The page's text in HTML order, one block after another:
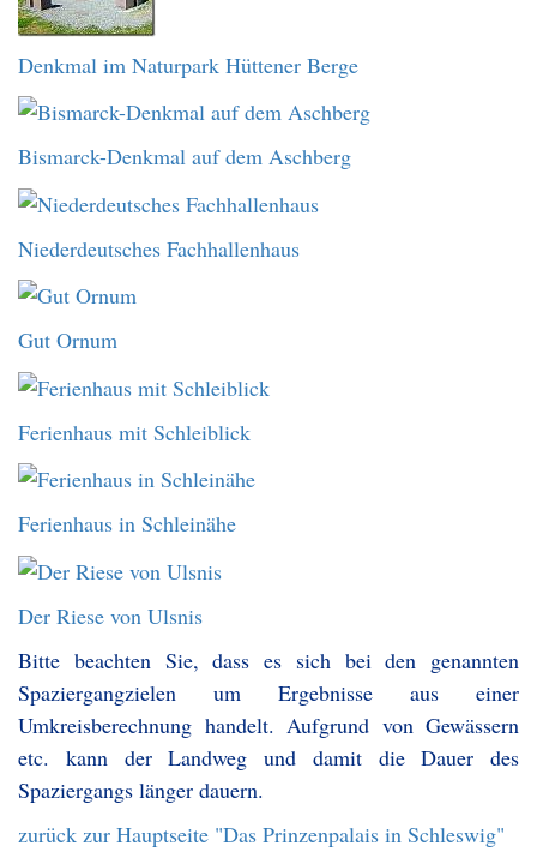
Denkmal im Naturpark Hüttener Berge
Bismarck-Denkmal auf dem Aschberg
Niederdeutsches Fachhallenhaus
Gut Ornum
Ferienhaus mit Schleiblick
Ferienhaus in Schleinähe
Der Riese von Ulsnis
Bitte beachten Sie, dass es sich bei den genannten
Spaziergangzielen um Ergebnisse aus einer
Umkreisberechnung handelt. Aufgrund von Gewässern
etc. kann der Landweg und damit die Dauer des
Spaziergangs länger dauern.
zurück zur Hauptseite "Das Prinzenpalais in Schleswig"